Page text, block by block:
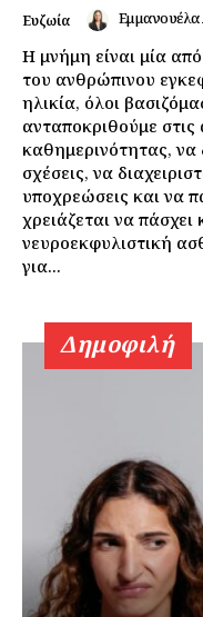
Ευζωία
Η μνήμη είναι μία από
του ανθρώπινου
ηλικία, όλοι
ανταποκριθούμε στις
καθημερινότητας,
σχέσεις, να
υποχρεώσεις και να
χρειάζεται να
νευροεκφυλιστική
για...
Δημοφιλή